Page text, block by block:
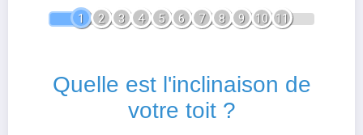
1 2 3 4 5 6 7 8 9 10 11
Quelle est l'inclinaison de
votre toit ?